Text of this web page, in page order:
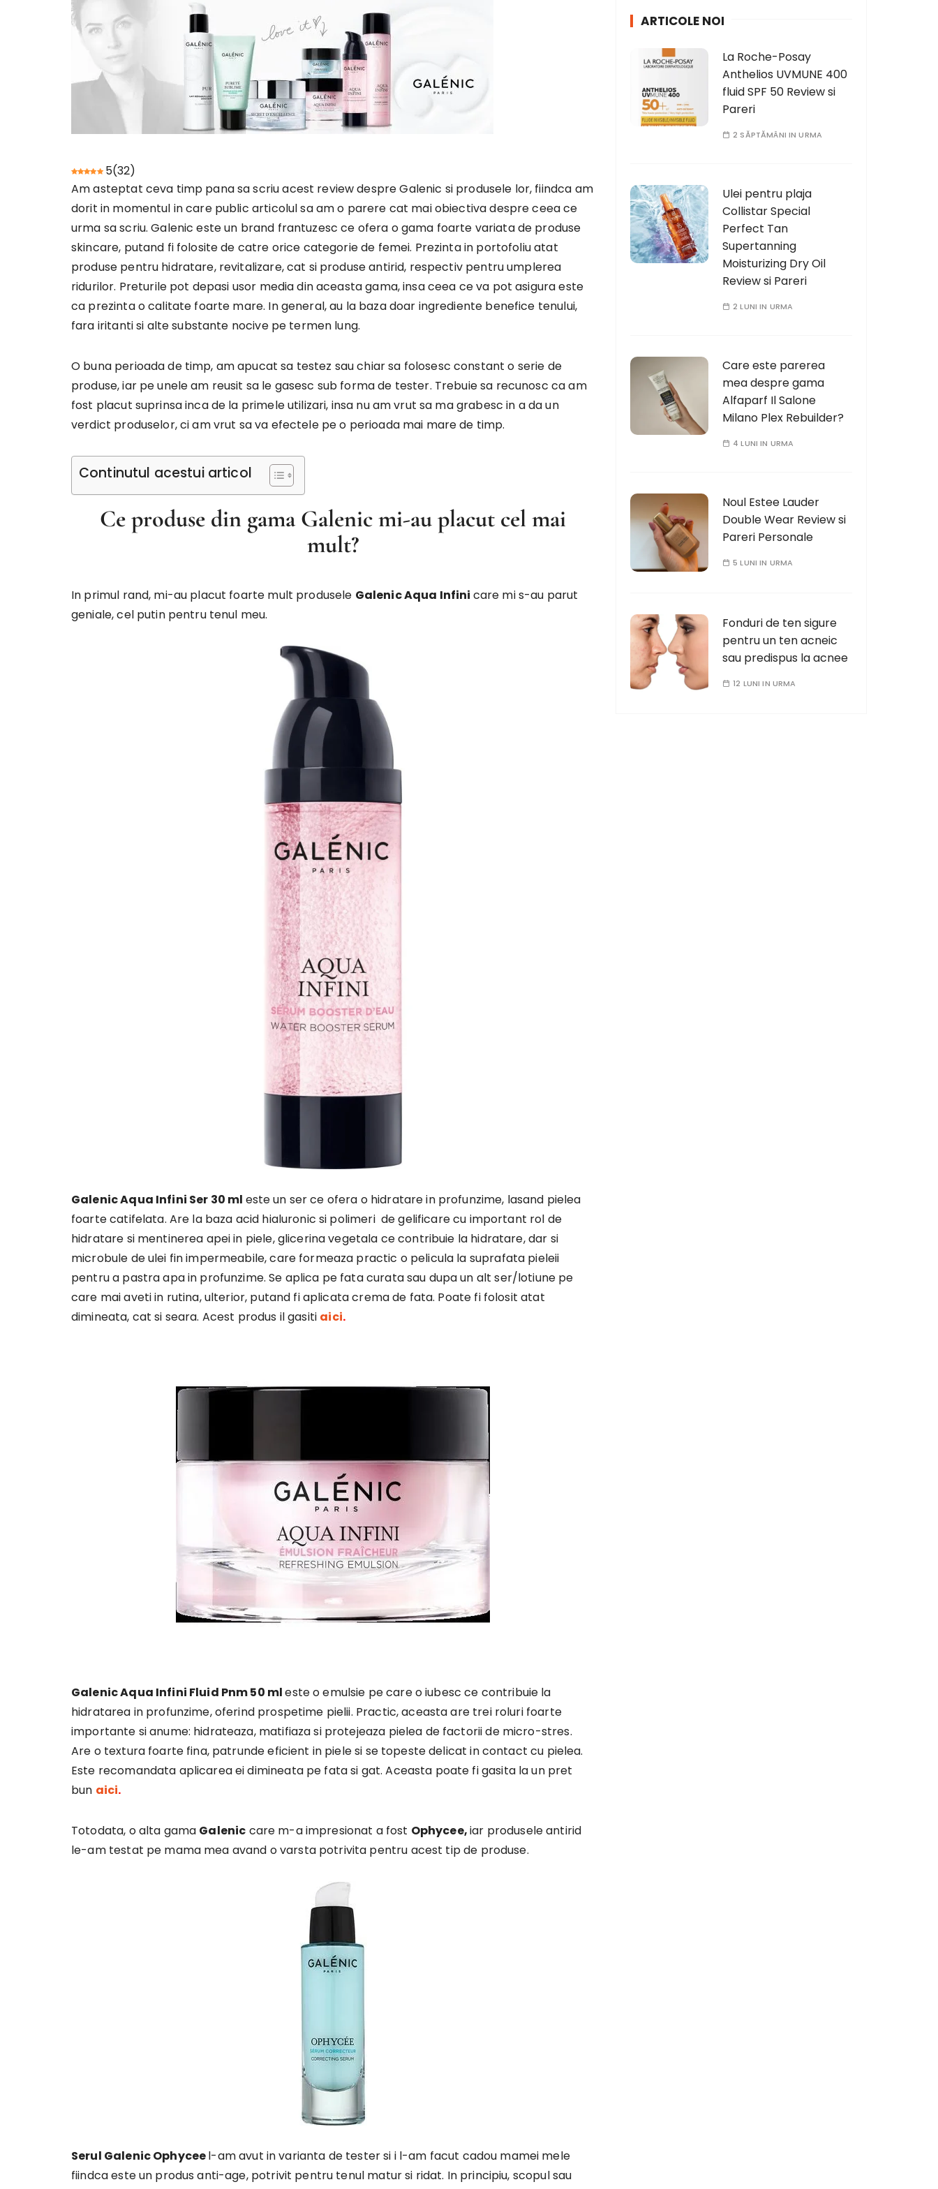
5(32)
Am asteptat ceva timp pana sa scriu acest review despre Galenic si produsele lor, fiindca am
dorit in momentul in care public articolul sa am o parere cat mai obiectiva despre ceea ce
urma sa scriu. Galenic este un brand frantuzesc ce ofera o gama foarte variata de produse
skincare, putand fi folosite de catre orice categorie de femei. Prezinta in portofoliu atat
produse pentru hidratare, revitalizare, cat si produse antirid, respectiv pentru umplerea
ridurilor. Preturile pot depasi usor media din aceasta gama, insa ceea ce va pot asigura este
ca prezinta o calitate foarte mare. In general, au la baza doar ingrediente benefice tenului,
fara iritanti si alte substante nocive pe termen lung.
O buna perioada de timp, am apucat sa testez sau chiar sa folosesc constant o serie de
produse, iar pe unele am reusit sa le gasesc sub forma de tester. Trebuie sa recunosc ca am
fost placut suprinsa inca de la primele utilizari, insa nu am vrut sa ma grabesc in a da un
verdict produselor, ci am vrut sa va efectele pe o perioada mai mare de timp.
Continutul acestui articol
Ce produse din gama Galenic mi-au placut cel mai
mult?
In primul rand, mi-au placut foarte mult produsele Galenic Aqua Infini care mi s-au parut
geniale, cel putin pentru tenul meu.
Galenic Aqua Infini Ser 30 ml este un ser ce ofera o hidratare in profunzime, lasand pielea
foarte catifelata. Are la baza acid hialuronic si polimeri de gelificare cu important rol de
hidratare si mentinerea apei in piele, glicerina vegetala ce contribuie la hidratare, dar si
microbule de ulei fin impermeabile, care formeaza practic o pelicula la suprafata pieleii
pentru a pastra apa in profunzime. Se aplica pe fata curata sau dupa un alt ser/lotiune pe
care mai aveti in rutina, ulterior, putand fi aplicata crema de fata. Poate fi folosit atat
dimineata, cat si seara. Acest produs il gasiti aici.
Galenic Aqua Infini Fluid Pnm 50 mleste o emulsie pe care o iubesc ce contribuie la
hidratarea in profunzime, oferind prospetime pielii. Practic, aceasta are trei roluri foarte
importante si anume: hidrateaza, matifiaza si protejeaza pielea de factorii de micro-stres.
Are o textura foarte fina, patrunde eficient in piele si se topeste delicat in contact cu pielea.
Este recomandata aplicarea ei dimineata pe fata si gat. Aceasta poate fi gasita la un pret
bun aici.
Totodata, o alta gama Galenic care m-a impresionat a fost Ophycee,iar produsele antirid
le-am testat pe mama mea avand o varsta potrivita pentru acest tip de produse.
Serul Galenic Ophyceel-am avut in varianta de tester si i l-am facut cadou mamei mele
fiindca este un produs anti-age, potrivit pentru tenul matur si ridat. In principiu, scopul sau
ARTICOLE NOI
La Roche-Posay
Anthelios UVMUNE 400
fluid SPF 50 Review si
Pareri
2 SĂPTĂMÂNI IN URMA
Ulei pentru plaja
Collistar Special
Perfect Tan
Supertanning
Moisturizing Dry Oil
Review si Pareri
2 LUNI IN URMA
Care este parerea
mea despre gama
Alfaparf Il Salone
Milano Plex Rebuilder?
4 LUNI IN URMA
Noul Estee Lauder
Double Wear Review si
Pareri Personale
5 LUNI IN URMA
Fonduri de ten sigure
pentru un ten acneic
sau predispus la acnee
12 LUNI IN URMA